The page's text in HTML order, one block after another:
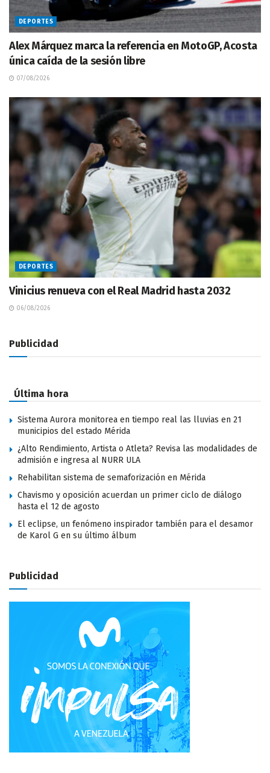
DEPORTES
Alex Márquez marca la referencia en MotoGP, Acosta
única caída de la sesión libre
07/08/2026
DEPORTES
Vinicius renueva con el Real Madrid hasta 2032
06/08/2026
Publicidad
Última hora
Sistema Aurora monitorea en tiempo real las lluvias en 21
municipios del estado Mérida
¿Alto Rendimiento, Artista o Atleta? Revisa las modalidades de
admisión e ingresa al NURR ULA
Rehabilitan sistema de semaforización en Mérida
Chavismo y oposición acuerdan un primer ciclo de diálogo
hasta el 12 de agosto
El eclipse, un fenómeno inspirador también para el desamor
de Karol G en su último álbum
Publicidad